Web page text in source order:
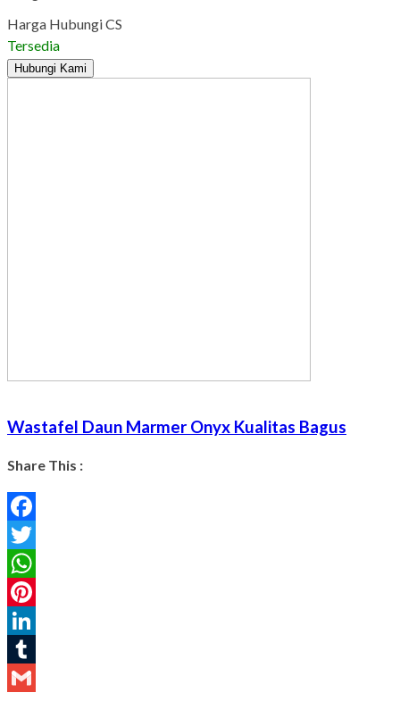
Harga Hubungi CS
Tersedia
Hubungi Kami
Wastafel Daun Marmer Onyx Kualitas Bagus
Share This :
Facebook
Twitter
WhatsApp
Pinterest
LinkedIn
Tumblr